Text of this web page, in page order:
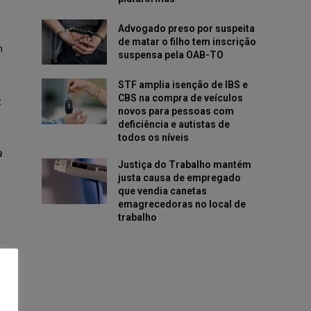
Advogado preso por suspeita
de matar o filho tem inscrição
suspensa pela OAB-TO
STF amplia isenção de IBS e
CBS na compra de veículos
novos para pessoas com
deficiência e autistas de
todos os níveis
Justiça do Trabalho mantém
justa causa de empregado
que vendia canetas
emagrecedoras no local de
trabalho